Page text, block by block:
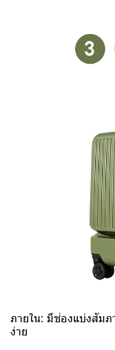
ภายใน: มีช่องแบ่งสัมภ
ง่าย